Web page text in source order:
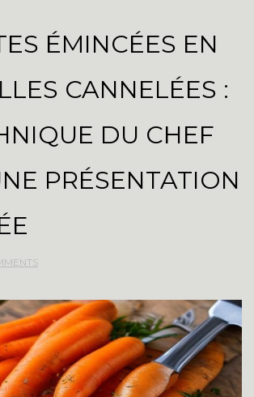
ÉMINCÉES EN
CANNELÉES :
DU CHEF
PRÉSENTATION